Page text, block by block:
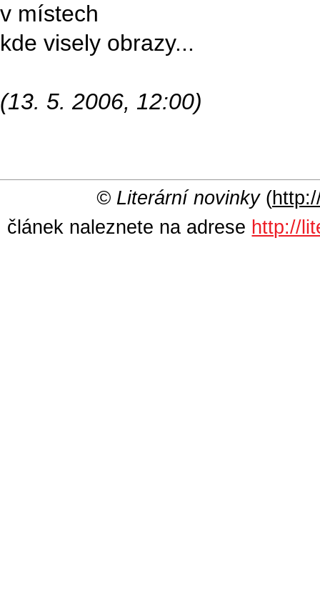
v místech
kde visely obrazy...
(13. 5. 2006, 12:00)
© Literární novinky(
článek naleznete na adrese http://